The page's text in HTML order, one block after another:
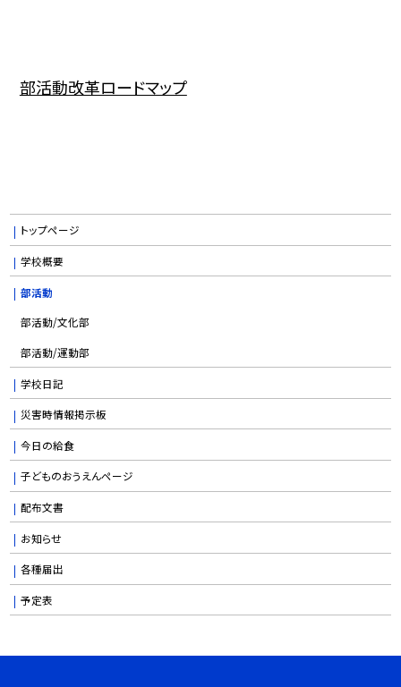
部活動改革ロードマップ
トップページ
学校概要
部活動
部活動/文化部
部活動/運動部
学校日記
災害時情報掲示板
今日の給食
子どものおうえんページ
配布文書
お知らせ
各種届出
予定表